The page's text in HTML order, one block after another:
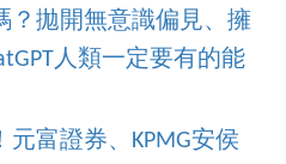
？拋開無意識偏見、擁
人類一定要有的能
元富證券、KPMG安侯